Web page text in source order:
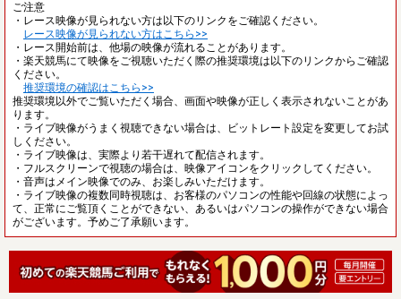
ご注意
・レース映像が見られない方は以下のリンクをご確認ください。
レース映像が見られない方はこちら>>
・レース開始前は、他場の映像が流れることがあります。
・楽天競馬にて映像をご視聴いただく際の推奨環境は以下のリンクからご確認
ください。
推奨環境の確認はこちら>>
推奨環境以外でご覧いただく場合、画面や映像が正しく表示されないことがあ
ります。
・ライブ映像がうまく視聴できない場合は、ビットレート設定を変更してお試
しください。
・ライブ映像は、実際より若干遅れて配信されます。
・フルスクリーンで視聴の場合は、映像アイコンをクリックしてください。
・音声はメイン映像でのみ、お楽しみいただけます。
・ライブ映像の複数同時視聴は、お客様のパソコンの性能や回線の状態によっ
て、正常にご覧頂くことができない、あるいはパソコンの操作ができない場合
がございます。予めご了承願います。